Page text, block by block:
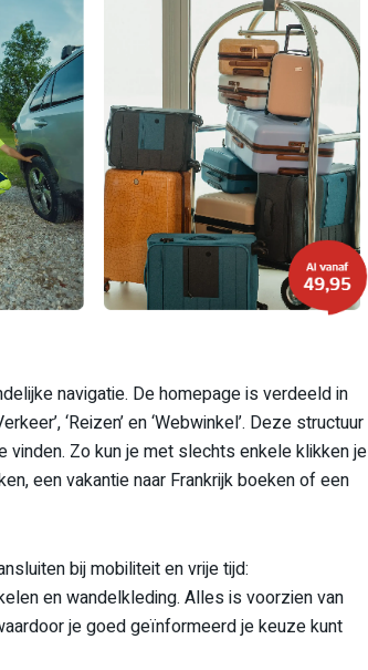
navigatie. De homepage is verdeeld in
‘Reizen’ en ‘Webwinkel’. Deze structuur
Zo kun je met slechts enkele klikken je
een vakantie naar Frankrijk boeken of een
bij mobiliteit en vrije tijd:
en wandelkleding. Alles is voorzien van
je goed geïnformeerd je keuze kunt